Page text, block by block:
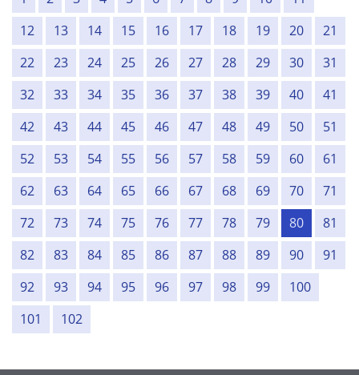
12
13 14 15 16 17 18 19 20
21
22
23 24 25 26 27 28 29 30
31
32
33 34 35 36 37 38 39 40
41
42
43 44 45 46 47 48 49 50
51
52
53 54 55 56 57 58 59 60
61
62
63 64 65 66 67 68 69 70
71
72
73 74 75 76 77 78 79 80
81
82
83 84 85 86 87 88 89 90
91
92
93 94 95 96 97 98 99
100
101
102